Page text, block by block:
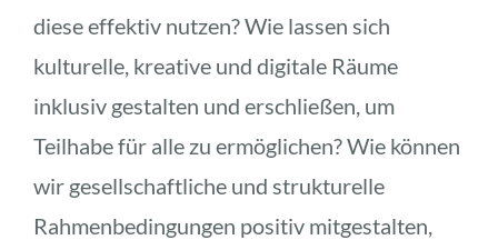
diese effektiv nutzen? Wie lassen sich
kulturelle, kreative und digitale Räume
inklusiv gestalten und erschließen, um
Teilhabe für alle zu ermöglichen? Wie können
wir gesellschaftliche und strukturelle
Rahmenbedingungen positiv mitgestalten,